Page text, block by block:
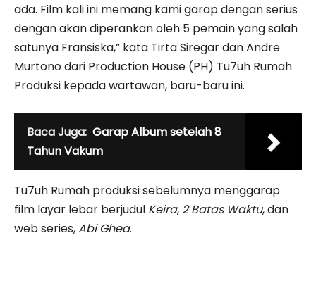
ada. Film kali ini memang kami garap dengan serius
dengan akan diperankan oleh 5 pemain yang salah
satunya Fransiska,” kata Tirta Siregar dan Andre
Murtono dari Production House (PH) Tu7uh Rumah
Produksi kepada wartawan, baru-baru ini.
Baca Juga: Garap Album setelah 8
Tahun Vakum
Tu7uh Rumah produksi sebelumnya menggarap
film layar lebar berjudul Keira, 2 Batas Waktu, dan
web series,Abi Ghea.